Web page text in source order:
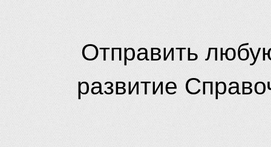
Отправить
развитие